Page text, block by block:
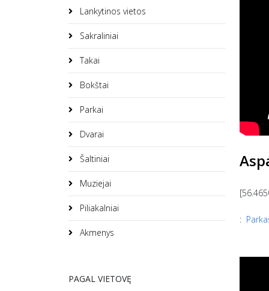
Lankytinos vietos
Sakraliniai
Takai
Bokštai
Parkai
Dvarai
Šaltiniai
Muziejai
Piliakalniai
Akmenys
PAGAL VIETOVĘ
: